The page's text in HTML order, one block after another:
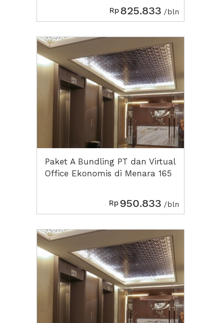
Rp 825.833 /bln
Paket A Bundling PT dan Virtual
Office Ekonomis di Menara 165
Rp 950.833 /bln